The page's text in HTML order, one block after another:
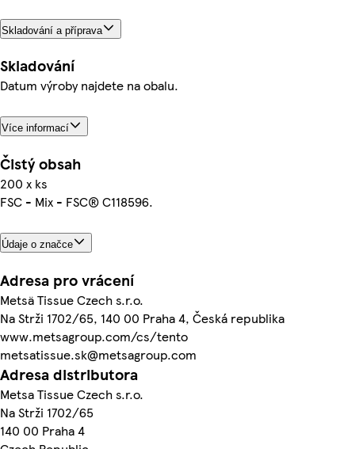
Skladování a příprava
Skladování
Datum výroby najdete na obalu.
Více informací
Čistý obsah
200 x ks
FSC - Mix - FSC® C118596.
Údaje o značce
Adresa pro vrácení
Metsä Tissue Czech s.r.o.
Na Strži 1702/65, 140 00 Praha 4, Česká republika
www.metsagroup.com/cs/tento
metsatissue.sk@metsagroup.com
Adresa distributora
Metsa Tissue Czech s.r.o.
Na Strži 1702/65
140 00 Praha 4